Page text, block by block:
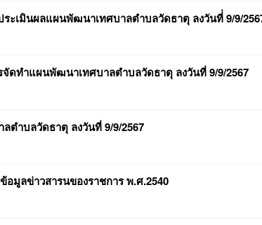
ะเมินผลแผนพัฒนาเทศบาลตำบลวัดธาตุ ลงวันที่่ 9/9/
ดทำแผนพัฒนาเทศบาลตำบลวัดธาตุ ลงวันที่ 9/9/2567
ตำบลวัดธาตุ ลงวันที่ 9/9/2567
มูลข่าวสารนของราชการ พ.ศ.2540